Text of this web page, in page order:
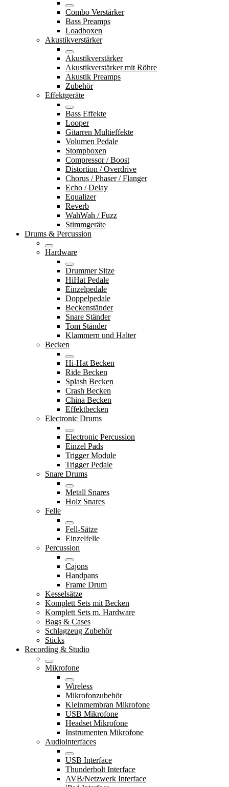
Combo Verstärker
Bass Preamps
Loadboxen
Akustikverstärker
Akustikverstärker
Akustikverstärker mit Röhre
Akustik Preamps
Zubehör
Effektgeräte
Bass Effekte
Looper
Gitarren Multieffekte
Volumen Pedale
Stompboxen
Compressor / Boost
Distortion / Overdrive
Chorus / Phaser / Flanger
Echo / Delay
Equalizer
Reverb
WahWah / Fuzz
Stimmgeräte
Drums & Percussion
Hardware
Drummer Sitze
HiHat Pedale
Einzelpedale
Doppelpedale
Beckenständer
Snare Ständer
Tom Ständer
Klammern und Halter
Becken
Hi-Hat Becken
Ride Becken
Splash Becken
Crash Becken
China Becken
Effektbecken
Electronic Drums
Electronic Percussion
Einzel Pads
Trigger Module
Trigger Pedale
Snare Drums
Metall Snares
Holz Snares
Felle
Fell-Sätze
Einzelfelle
Percussion
Cajons
Handpans
Frame Drum
Kesselsätze
Komplett Sets mit Becken
Komplett Sets m. Hardware
Bags & Cases
Schlagzeug Zubehör
Sticks
Recording & Studio
Mikrofone
Wireless
Mikrofonzubehör
Kleinmembran Mikrofone
USB Mikrofone
Headset Mikrofone
Instrumenten Mikrofone
Audiointerfaces
USB Interface
Thunderbolt Interface
AVB/Netzwerk Interface